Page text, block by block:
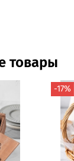
товары
-17%